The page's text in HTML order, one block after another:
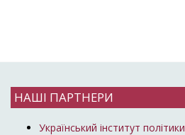
НАШІ ПАРТНЕРИ
Український інститут політики